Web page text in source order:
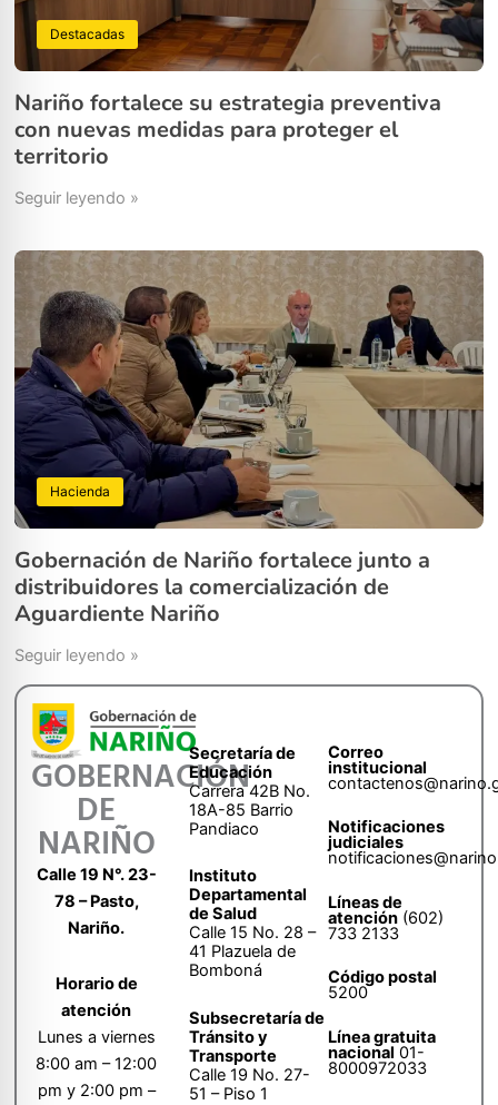
Destacadas
Nariño fortalece su estrategia preventiva
con nuevas medidas para proteger el
territorio
Seguir leyendo »
Hacienda
Gobernación de Nariño fortalece junto a
distribuidores la comercialización de
Aguardiente Nariño
Seguir leyendo »
GOBERNACIÓN
DE
NARIÑO
Calle 19 N°. 23-
78 – Pasto,
Nariño.
Horario de
atención
Lunes a viernes
8:00 am – 12:00
pm y 2:00 pm –
Secretaría de
Educación
Carrera 42B No.
18A-85 Barrio
Pandiaco
Instituto
Departamental
de Salud
Calle 15 No. 28 –
41 Plazuela de
Bomboná
Subsecretaría de
Tránsito y
Transporte
Calle 19 No. 27-
51 – Piso 1
Correo
institucional
Notificaciones
judiciales
Líneas de
atención (602)
733 2133
Código postal
5200
Línea gratuita
nacional 01-
8000972033